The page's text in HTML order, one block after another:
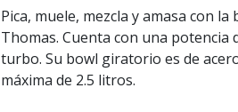
Pica, muele, mezcla y amasa con
Thomas. Cuenta con una potencia
turbo. Su bowl giratorio es de
máxima de 2.5 litros.